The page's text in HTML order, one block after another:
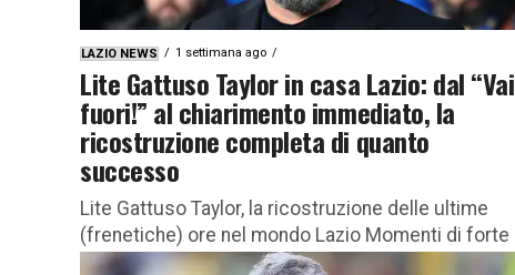
LAZIO NEWS 1 settimana ago
Lite Gattuso Taylor in casa Lazio: dal “Vai
fuori!” al chiarimento immediato, la
ricostruzione completa di quanto
successo
Lite Gattuso Taylor, la ricostruzione delle ultime
(frenetiche) ore nel mondo Lazio Momenti di forte
tensione hanno caratterizzato l’ultimo allenamento